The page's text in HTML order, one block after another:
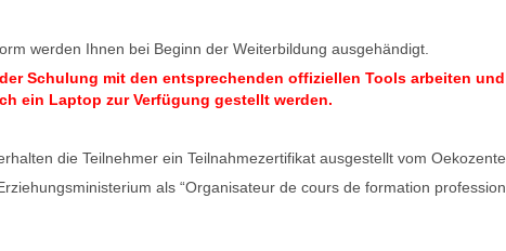
werden Ihnen bei Beginn der Weiterbildung ausgehändigt.
Schulung mit den entsprechenden offiziellen Tools arbeiten
ein Laptop zur Verfügung gestellt werden.
die Teilnehmer ein Teilnahmezertifikat ausgestellt vom
als “Organisateur de cours de formation